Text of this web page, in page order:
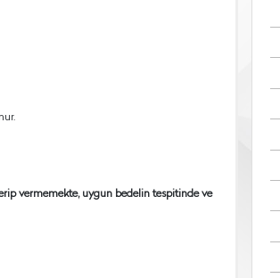
vermemekte, uygun bedelin tespitinde ve